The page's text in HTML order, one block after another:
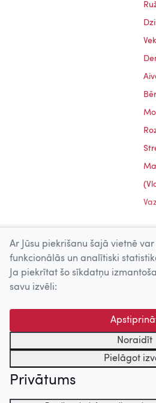
© 2026 Nacionālais Kino centrs,
centrs. Sadarbības partneris: Latvijas
kinofotofonodokumentu arhīvs.
Ar Jūsu piekrišanu šajā vietnē
funkcionālās un analītiski
Ja piekrītat šo sīkdatņu
savu izvēli:
Noraidīt
Pielāgot
Privātums